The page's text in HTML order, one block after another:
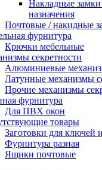
Накладные
назначения
Почтовые / накидные
фурнитура
Крючки мебельные
секретности
Алюминиевые
Латунные механизмы
Прочие механизмы
фурнитура
Для ПВХ окон
товары
Заготовки для ключей
Фурнитура разная
Ящики почтовые